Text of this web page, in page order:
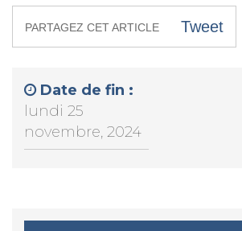
PARTAGEZ CET ARTICLE Tweet
Date de fin :
lundi 25
novembre, 2024